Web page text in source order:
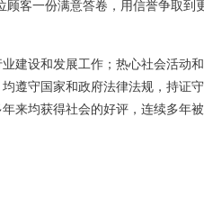
客一份满意答卷，用信誉争取到
建设和发展工作；热心社会活动
遵守国家和政府法律法规，持证
来均获得社会的好评，连续多年